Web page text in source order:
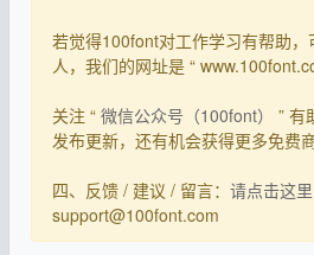
若觉得100font对工作学习有帮助
人，我们的网址是 “
关注 “ 微信公众号（100font）
” 有
发布更新，还有机会获得更多免费
四、反馈 / 建议 / 留言： 请点击这里
support@100font.com